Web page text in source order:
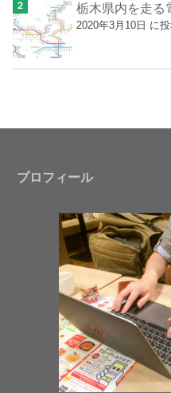
栃木県内を走る
2020年3月10日 に
プロフィール